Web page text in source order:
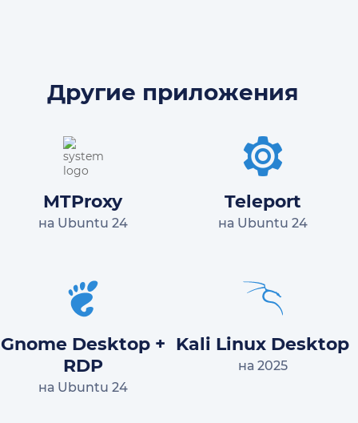
Другие приложения
MTProxy
на Ubuntu 24
Teleport
на Ubuntu 24
Gnome Desktop +
RDP
на Ubuntu 24
Kali Linux Desktop
на 2025